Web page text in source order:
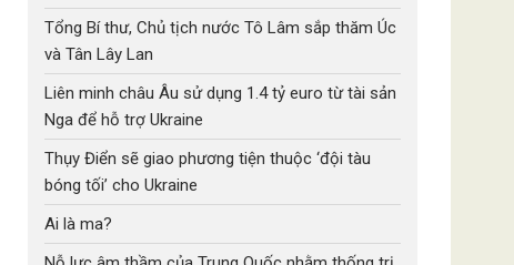
Tổng Bí thư, Chủ tịch nước Tô Lâm sắp thăm Úc
và Tân Lây Lan
Liên minh châu Âu sử dụng 1.4 tỷ euro từ tài sản
Nga để hỗ trợ Ukraine
Thụy Điển sẽ giao phương tiện thuộc ‘đội tàu
bóng tối’ cho Ukraine
Ai là ma?